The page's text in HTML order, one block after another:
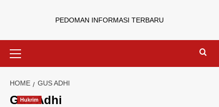
PEDOMAN INFORMASI TERBARU
HOME GUS ADHI
Gus Adhi
Hukrim